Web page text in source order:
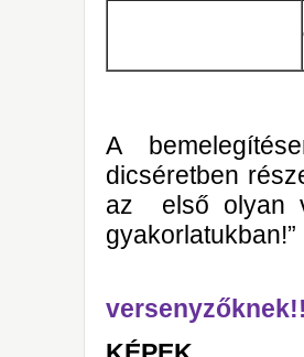
A
dicséretben
az első olyan
gyakorlatukban!”